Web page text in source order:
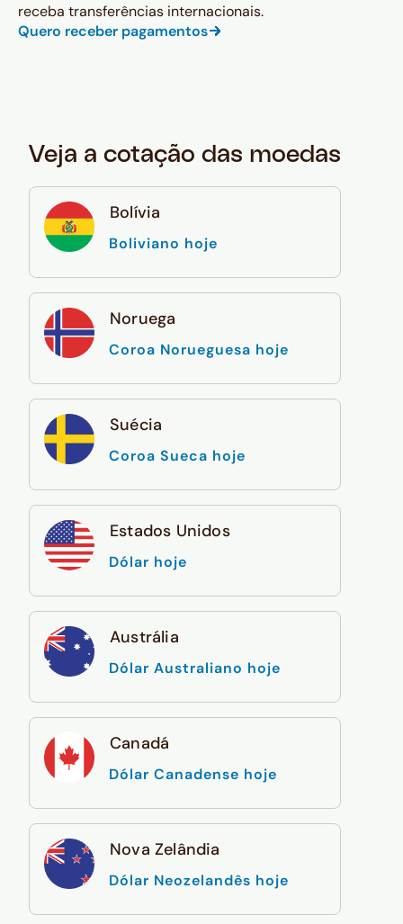
receba transferências internacionais.
Quero receber pagamentos
Veja a cotação das moedas
Bolívia
Boliviano hoje
Noruega
Coroa Norueguesa hoje
Suécia
Coroa Sueca hoje
Estados Unidos
Dólar hoje
Austrália
Dólar Australiano hoje
Canadá
Dólar Canadense hoje
Nova Zelândia
Dólar Neozelandês hoje